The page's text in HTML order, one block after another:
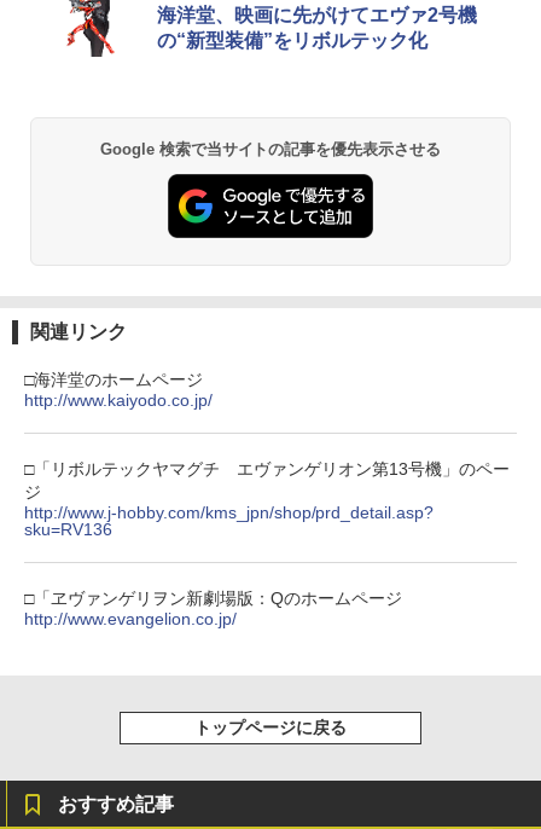
海洋堂、映画に先がけてエヴァ2号機
の“新型装備”をリボルテック化
Google 検索で当サイトの記事を優先表示させる
関連リンク
□海洋堂のホームページ
http://www.kaiyodo.co.jp/
□「リボルテックヤマグチ エヴァンゲリオン第13号機」のペー
ジ
http://www.j-hobby.com/kms_jpn/shop/prd_detail.asp?
sku=RV136
□「ヱヴァンゲリヲン新劇場版：Qのホームページ
http://www.evangelion.co.jp/
トップページに戻る
おすすめ記事